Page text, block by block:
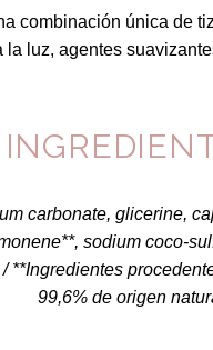
combinación única de
la luz, agentes
carbonate, glicerine,
sodium coco-
/**Ingredientes
99,6% de origen